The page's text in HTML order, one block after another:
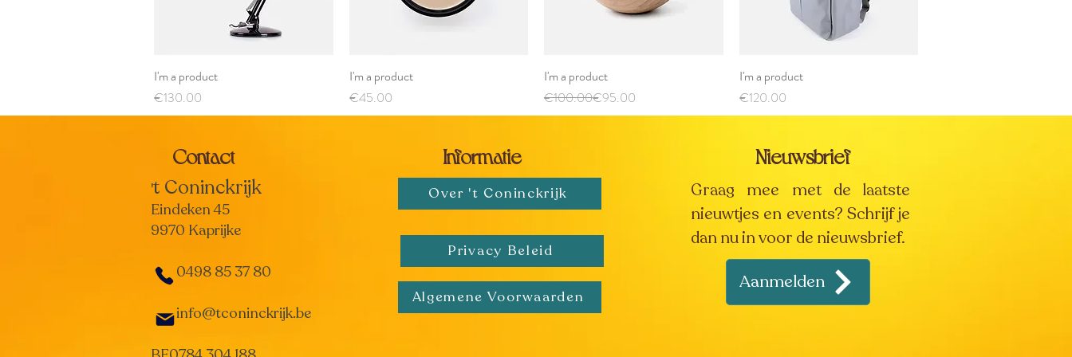
I'm a product
Price
€130.00
Quick View
I'm a product
Price
€45.00
I'm a product
Regular Price
€100.00
Sale Price€95.00
Quick View
I'm a product
Price
€120.00
Contact Informatie
't Coninckrijk
Eindeken 45
9970 Kaprijke
0498 85 37 80
info@tconinckrijk.be
Over 't Coninckrijk
Privacy Beleid
Algemene Voorwaarden
Nieuwsbrief
Graag mee met de laatste
nieuwtjes en events? Schrijf je
dan nu in voor de nieuwsbrief.
Aanmelden